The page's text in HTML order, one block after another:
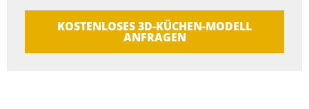
KOSTENLOSES 3D-KÜCHEN-MODELL
ANFRAGEN